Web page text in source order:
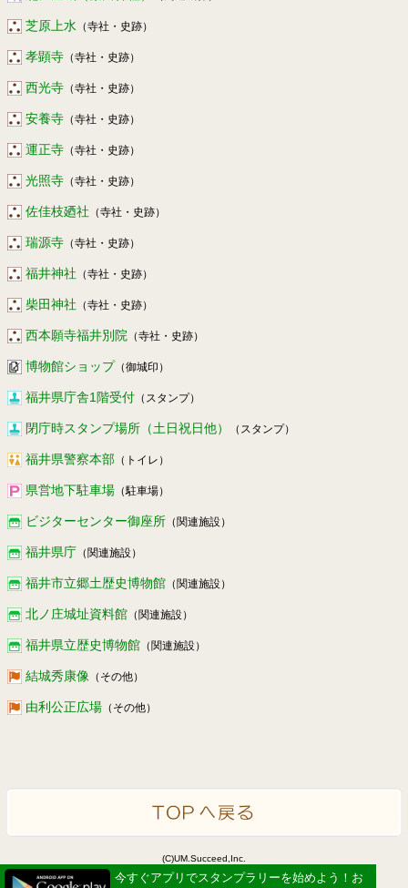
芝原上水 （寺社・史跡）
孝顕寺 （寺社・史跡）
西光寺 （寺社・史跡）
安養寺 （寺社・史跡）
運正寺 （寺社・史跡）
光照寺 （寺社・史跡）
佐佳枝廼社 （寺社・史跡）
瑞源寺 （寺社・史跡）
福井神社 （寺社・史跡）
柴田神社 （寺社・史跡）
西本願寺福井別院 （寺社・史跡）
博物館ショップ（御城印）
福井県庁舎1階受付 （スタンプ）
閉庁時スタンプ場所（土日祝日他） （スタンプ）
福井県警察本部 （トイレ）
県営地下駐車場 （駐車場）
ビジターセンター御座所 （関連施設）
福井県庁 （関連施設）
福井市立郷土歴史博物館 （関連施設）
北ノ庄城址資料館 （関連施設）
福井県立歴史博物館 （関連施設）
結城秀康像 （その他）
由利公正広場 （その他）
今すぐアプリでスタンプラリーを始めよう！お
(C)UM.Succeed,Inc.
Powered by idea canvas
今すぐアプリでスタンプラリーを始めよう！お